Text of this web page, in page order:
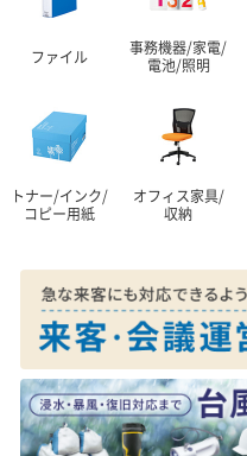
ファイル
事務機器/家電/
電池/照明
トナー/インク/
コピー用紙
オフィス家具/
収納